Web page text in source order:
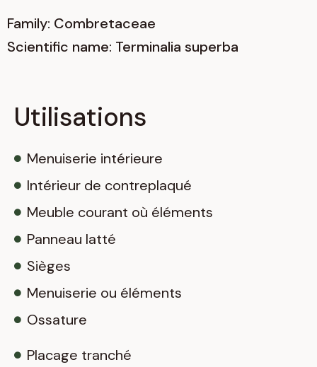
Family: Combretaceae
Scientific name: Terminalia superba
Utilisations
Menuiserie intérieure
Intérieur de contreplaqué
Meuble courant où éléments
Panneau latté
Sièges
Menuiserie ou éléments
Ossature
Placage tranché